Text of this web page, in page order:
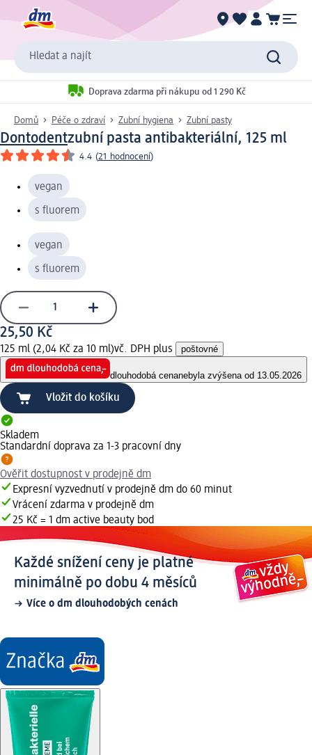
Hledat a najít
Doprava zdarma při nákupu od 1 290 Kč
Domů Péče o zdraví Zubní hygiena Zubní pasty
Dontodentzubní pasta antibakteriální, 125 ml
4.4 (21 hodnocení)
vegan
s fluorem
vegan
s fluorem
25,50 Kč
125 ml (2,04 Kč za 10 ml)vč. DPH plus poštovné
dlouhodobá cenanebyla zvýšena od 13.05.2026
Vložit do košíku
Skladem
Standardní doprava za 1-3 pracovní dny
Ověřit dostupnost v prodejně dm
Expresní vyzvednutí v prodejně dm do 60 minut
Vrácení zdarma v prodejně dm
25 Kč = 1 dm active beauty bod
Každé snížení ceny je platné
minimálně po dobu 4 měsíců
Více o dm dlouhodobých cenách